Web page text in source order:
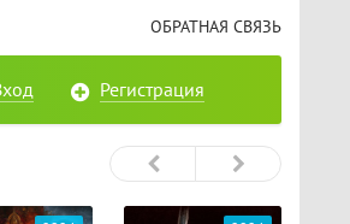
ОБРАТНАЯ СВЯЗЬ
Регистрация